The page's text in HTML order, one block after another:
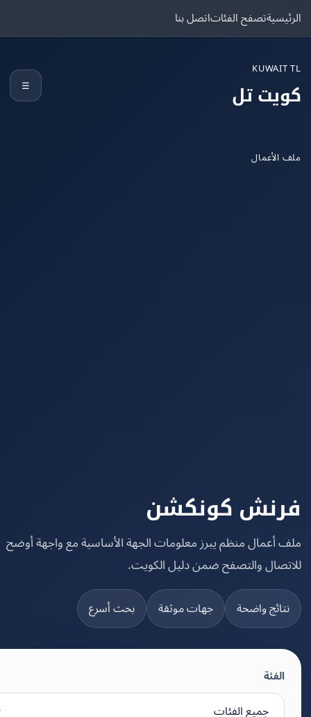
تصفح الفئاتاتصل بنا
تل
كونكشن
منظم يبرز معلومات الجهة الأساسية مع واجهة أوضح
والتصفح ضمن دليل الكويت.
واضحة جهات موثقة بحث أسرع